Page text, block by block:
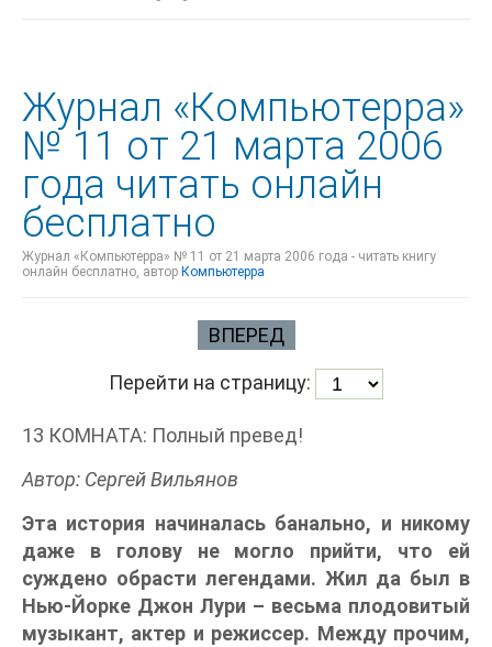
Журнал «Компьютерра»
№ 11 от 21 марта 2006
года читать онлайн
бесплатно
Журнал «Компьютерра» № 11 от 21 марта 2006 года - читать книгу
онлайн бесплатно, автор Компьютерра
ВПЕРЕД
Перейти на страницу:
13 КОМНАТА: Полный превед!
Автор: Сергей Вильянов
Эта история начиналась банально, и никому
даже в голову не могло прийти, что ей
суждено обрасти легендами. Жил да был в
Нью-Йорке Джон Лури – весьма плодовитый
музыкант, актер и режиссер. Между прочим,